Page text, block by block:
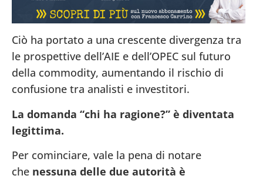
Ciò ha portato a una crescente divergenza tra
le prospettive dell’AIE e dell’OPEC sul futuro
della commodity, aumentando il rischio di
confusione tra analisti e investitori.
La domanda “chi ha ragione?” è diventata
legittima.
Per cominciare, vale la pena di notare
che nessuna delle due autorità è